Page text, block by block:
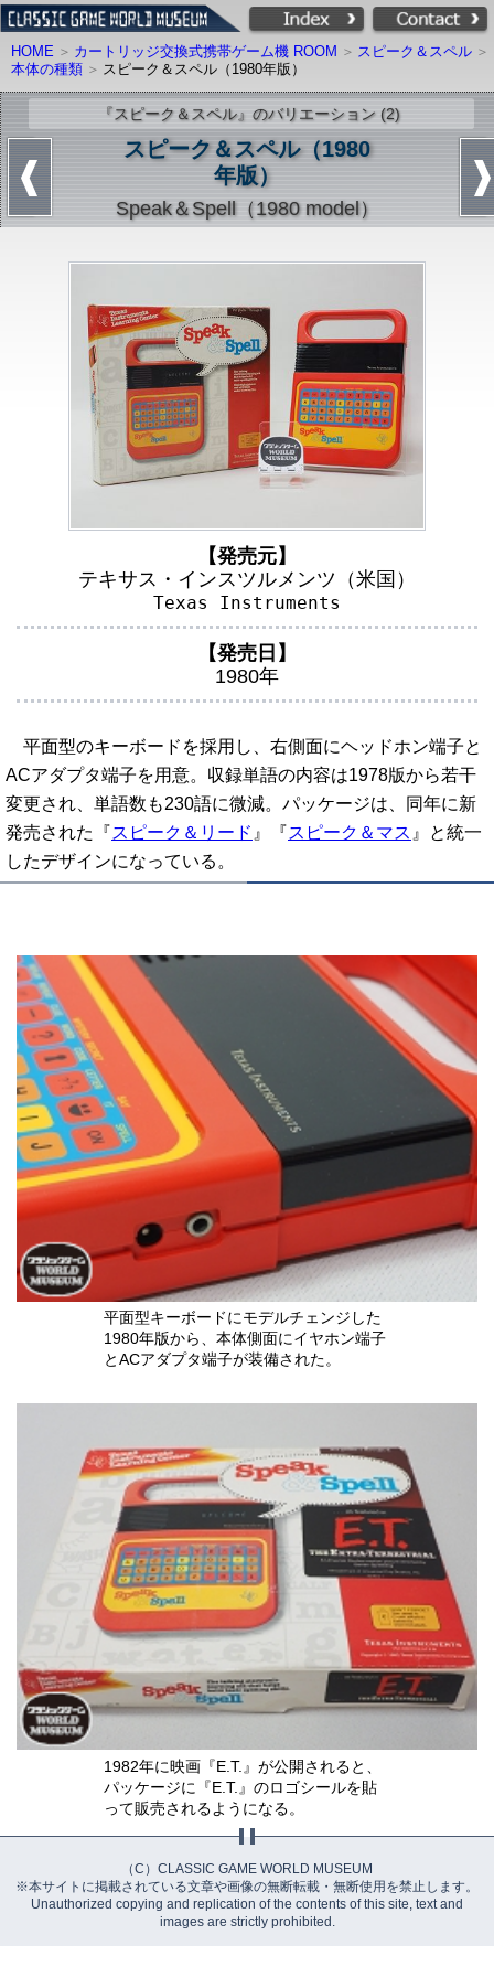
HOME カートリッジ交換式携帯ゲーム機 ROOM
スピーク＆スペル
本体の種類
スピーク＆スペル（1980年版）
『スピーク＆スペル』のバリエーション (2)
スピーク＆スペル（1980
年版）
Speak＆Spell（1980 model）
【発売元】
テキサス・インスツルメンツ（米国）
Texas Instruments
【発売日】
1980年
平面型のキーボードを採用し、右側面にヘッドホン端子と
ACアダプタ端子を用意。収録単語の内容は1978版から若干
変更され、単語数も230語に微減。パッケージは、同年に新
発売された『スピーク＆リード 』『スピーク＆マス 』と統一
したデザインになっている。
平面型キーボードにモデルチェンジした
1980年版から、本体側面にイヤホン端子
とACアダプタ端子が装備された。
1982年に映画『E.T.』が公開されると、
パッケージに『E.T.』のロゴシールを貼
って販売されるようになる。
（C）CLASSIC GAME WORLD MUSEUM
※本サイトに掲載されている文章や画像の無断転載・無断使用を禁止します。
Unauthorized copying and replication of the contents of this site, text and
images are strictly prohibited.